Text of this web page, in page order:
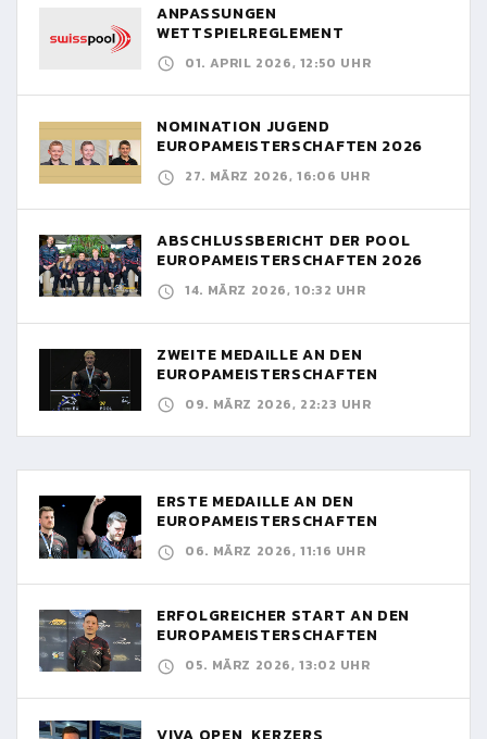
ANPASSUNGEN
WETTSPIELREGLEMENT
01. APRIL 2026, 12:50 UHR
NOMINATION JUGEND
EUROPAMEISTERSCHAFTEN 2026
27. MÄRZ 2026, 16:06 UHR
ABSCHLUSSBERICHT DER POOL
EUROPAMEISTERSCHAFTEN 2026
14. MÄRZ 2026, 10:32 UHR
ZWEITE MEDAILLE AN DEN
EUROPAMEISTERSCHAFTEN
09. MÄRZ 2026, 22:23 UHR
ERSTE MEDAILLE AN DEN
EUROPAMEISTERSCHAFTEN
06. MÄRZ 2026, 11:16 UHR
ERFOLGREICHER START AN DEN
EUROPAMEISTERSCHAFTEN
05. MÄRZ 2026, 13:02 UHR